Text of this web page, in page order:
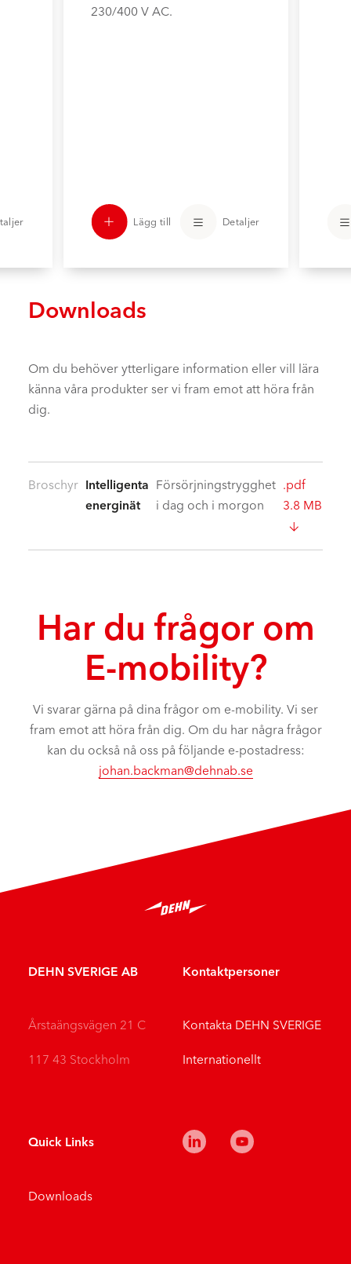
230/400 V AC.
Lägg till Detaljer
Downloads
Om du behöver ytterligare information eller vill lära
känna våra produkter ser vi fram emot att höra från
dig.
Broschyr Intelligenta
energinät
Försörjningstrygghet
i dag och i morgon
.pdf
3.8 MB
Har du frågor om
E-mobility?
Vi svarar gärna på dina frågor om e-mobility. Vi ser
fram emot att höra från dig. Om du har några frågor
kan du också nå oss på följande e-postadress:
johan.backman@dehnab.se
DEHN SVERIGE AB
Årstaängsvägen 21 C
117 43 Stockholm
Kontaktpersoner
Kontakta DEHN SVERIGE
Internationellt
Quick Links
Downloads